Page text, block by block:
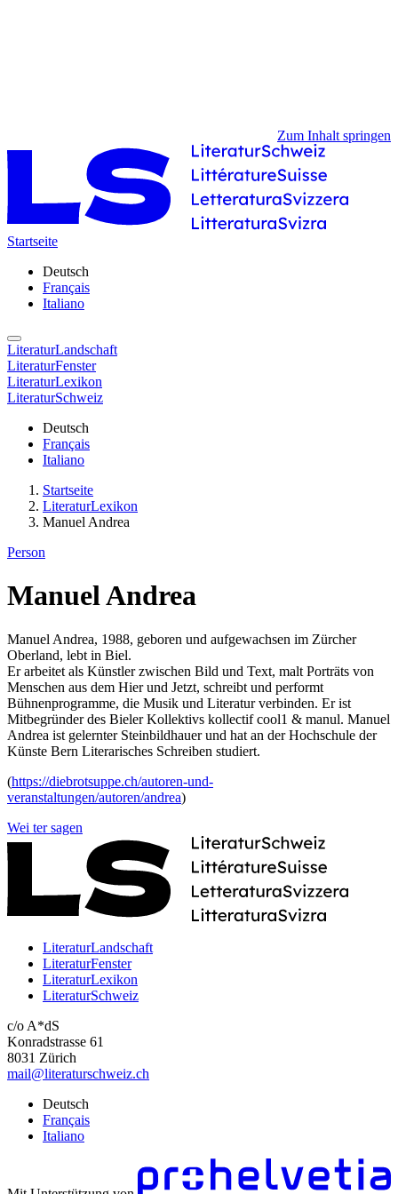
Zum Inhalt springen
Startseite
Deutsch
Français
Italiano
LiteraturLandschaft
LiteraturFenster
LiteraturLexikon
LiteraturSchweiz
Deutsch
Français
Italiano
Startseite
LiteraturLexikon
Manuel Andrea
Person
Manuel Andrea
Manuel Andrea, 1988, geboren und aufgewachsen im Zürcher
Oberland, lebt in Biel.
Er arbeitet als Künstler zwischen Bild und Text, malt Porträts von
Menschen aus dem Hier und Jetzt, schreibt und performt
Bühnenprogramme, die Musik und Literatur verbinden. Er ist
Mitbegründer des Bieler Kollektivs kollectif cool1 & manul. Manuel
Andrea ist gelernter Steinbildhauer und hat an der Hochschule der
Künste Bern Literarisches Schreiben studiert.
(https://diebrotsuppe.ch/autoren-und-
veranstaltungen/autoren/andrea)
Wei ter sagen
LiteraturLandschaft
LiteraturFenster
LiteraturLexikon
LiteraturSchweiz
c/o A*dS
Konradstrasse 61
8031 Zürich
mail@literaturschweiz.ch
Deutsch
Français
Italiano